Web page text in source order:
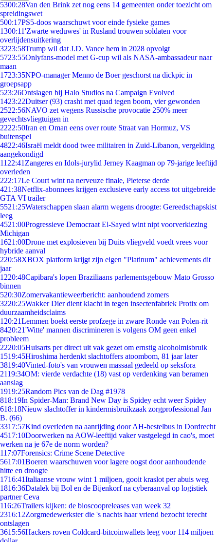
5300:28Van den Brink zet nog eens 14 gemeenten onder toezicht om
spreidingswet
500:17PS5-doos waarschuwt voor einde fysieke games
1300:11'Zwarte weduwes' in Rusland trouwen soldaten voor
overlijdensuitkering
3223:58Trump wil dat J.D. Vance hem in 2028 opvolgt
5723:55Onlyfans-model met G-cup wil als NASA-ambassadeur naar
maan
1723:35NPO-manager Menno de Boer geschorst na dickpic in
groepsapp
523:26Ontslagen bij Halo Studios na Campaign Evolved
1423:22Duitser (93) crasht met quad tegen boom, vier gewonden
2522:56NAVO zet wegens Russische provocatie 250% meer
gevechtsvliegtuigen in
2222:50Iran en Oman eens over route Straat van Hormuz, VS
buitenspel
4822:46Israël meldt dood twee militairen in Zuid-Libanon, vergelding
aangekondigd
11 22:41 Zangeres en Idols-jurylid Jerney Kaagman op 79-jarige leeftijd
overleden
222:17Le Court wint na nerveuze finale, Pieterse derde
421:38Netflix-abonnees krijgen exclusieve early access tot uitgebreide
GTA VI trailer
5521:25Waterschappen slaan alarm wegens droogte: Gereedschapskist
leeg
4521:00Progressieve Democraat El-Sayed wint nipt voorverkiezing
Michigan
1621:00Drone met explosieven bij Duits vliegveld voedt vrees voor
hybride aanval
220:58XBOX platform krijgt zijn eigen "Platinum" achievements dit
jaar
1220:48Capibara's lopen Braziliaans parlementsgebouw Mato Grosso
binnen
520:30Zomervakantieweerbericht: aanhoudend zomers
3220:25Wakker Dier dient klacht in tegen insectenfabriek Protix om
duurzaamheidsclaims
1 20:21Lemmen boekt eerste profzege in zware Ronde van Polen-rit
8420:21'Witte' mannen discrimineren is volgens OM geen enkel
probleem
2220:05Huisarts per direct uit vak gezet om ernstig alcoholmisbruik
1519:45Hiroshima herdenkt slachtoffers atoombom, 81 jaar later
3819:40Vinted-foto's van vrouwen massaal gedeeld op seksfora
2119:34OM: vierde verdachte (18) vast op verdenking van beramen
aanslag
1919:25Random Pics van de Dag #1978
818:19In Spider-Man: Brand New Day is Spidey echt weer Spidey
618:18Nieuw slachtoffer in kindermisbruikzaak zorgprofessional Jan
B. (66)
3317:57Kind overleden na aanrijding door AH-bestelbus in Dordrecht
4517:10Doorwerken na AOW-leeftijd vaker vastgelegd in cao's, moet
werken na je 67e de norm worden?
117:07Forensics: Crime Scene Detective
5617:01Boeren waarschuwen voor lagere oogst door aanhoudende
hitte en droogte
1716:41Italiaanse vrouw wint 1 miljoen, gooit kraslot per abuis weg
1816:36Datalek bij Bol en de Bijenkorf na cyberaanval op logistiek
partner Ceva
116:26Trailers kijken: de bioscoopreleases van week 32
2316:12Zorgmedewerkster die 's nachts haar vriend bezocht terecht
ontslagen
3615:56Hackers roven Coldcard-bitcoinwallets leeg voor 114 miljoen